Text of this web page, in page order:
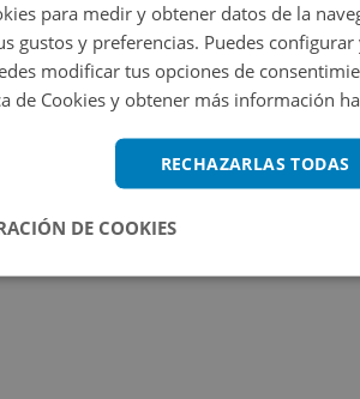
para medir y obtener datos de la
gustos y preferencias. Puedes
modificar tus opciones de
de Cookies y obtener más información
RECHAZARLAS TODAS
DE COOKIES